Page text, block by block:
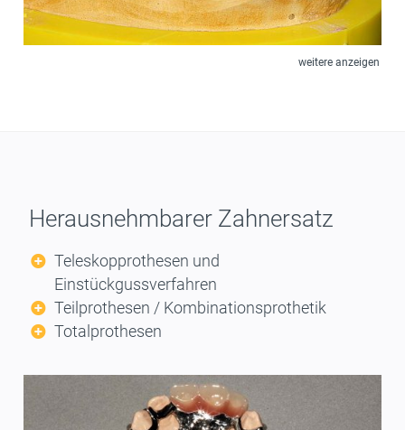
weitere anzeigen
Herausnehmbarer Zahnersatz
Teleskopprothesen und
Einstückgussverfahren
Teilprothesen / Kombinationsprothetik
Totalprothesen